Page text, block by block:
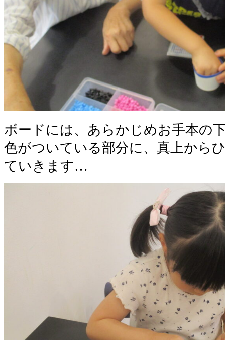
ボードには、あらかじめお手本の
色がついている部分に、真上から
ていきます…